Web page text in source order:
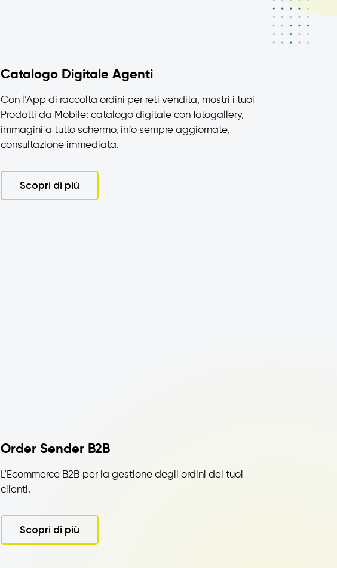
Catalogo Digitale Agenti
Con l’App di raccolta ordini per reti vendita, mostri i tuoi
Prodotti da Mobile: catalogo digitale con fotogallery,
immagini a tutto schermo, info sempre aggiornate,
consultazione immediata.
Scopri di più
Order Sender B2B
L’Ecommerce B2B per la gestione degli ordini dei tuoi
clienti.
Scopri di più